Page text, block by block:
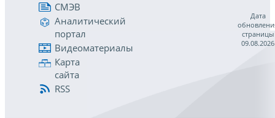
СМЭВ
Аналитический
портал
Видеоматериалы
Карта
сайта
RSS
Дата
страницы
09.08.2026